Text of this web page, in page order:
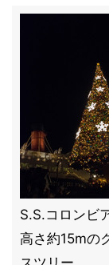
S.S.コロンビ
高さ約15mの